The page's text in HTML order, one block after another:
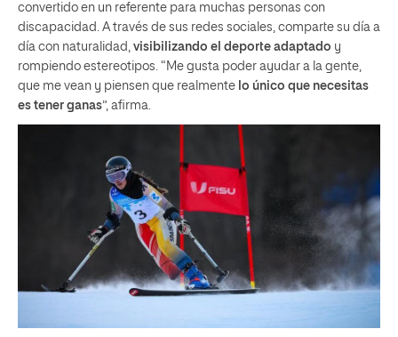
convertido en un referente para muchas personas con
discapacidad. A través de sus redes sociales, comparte su día a
día con naturalidad, visibilizando el deporte adaptado y
rompiendo estereotipos. “Me gusta poder ayudar a la gente,
que me vean y piensen que realmente lo único que necesitas
es tener ganas”, afirma.